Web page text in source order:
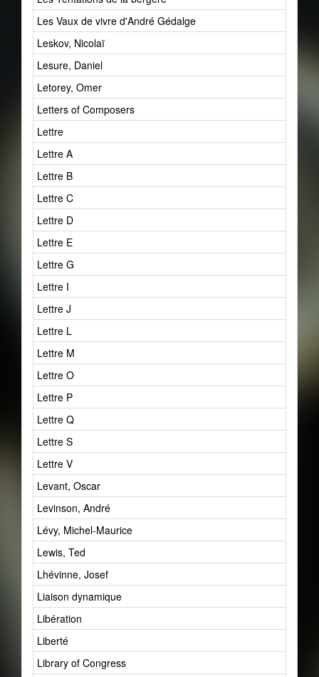
Les Vaux de vivre d'André Gédalge
Leskov, Nicolaï
Lesure, Daniel
Letorey, Omer
Letters of Composers
Lettre
Lettre A
Lettre B
Lettre C
Lettre D
Lettre E
Lettre G
Lettre I
Lettre J
Lettre L
Lettre M
Lettre O
Lettre P
Lettre Q
Lettre S
Lettre V
Levant, Oscar
Levinson, André
Lévy, Michel-Maurice
Lewis, Ted
Lhévinne, Josef
Liaison dynamique
Libération
Liberté
Library of Congress